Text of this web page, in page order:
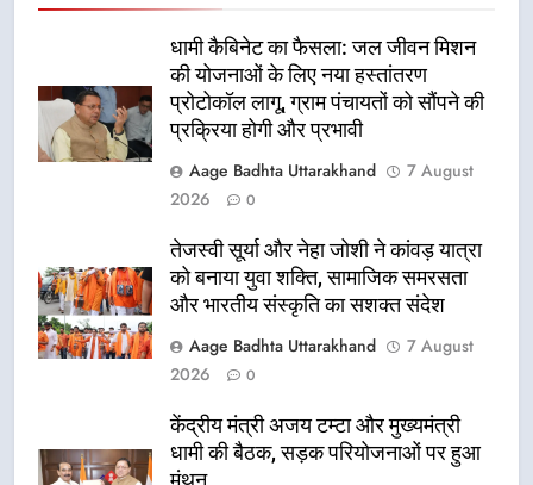
धामी कैबिनेट का फैसला: जल जीवन मिशन
की योजनाओं के लिए नया हस्तांतरण
प्रोटोकॉल लागू, ग्राम पंचायतों को सौंपने की
प्रक्रिया होगी और प्रभावी
Aage Badhta Uttarakhand
7 August
2026
0
तेजस्वी सूर्या और नेहा जोशी ने कांवड़ यात्रा
को बनाया युवा शक्ति, सामाजिक समरसता
और भारतीय संस्कृति का सशक्त संदेश
Aage Badhta Uttarakhand
7 August
2026
0
केंद्रीय मंत्री अजय टम्टा और मुख्यमंत्री
धामी की बैठक, सड़क परियोजनाओं पर हुआ
मंथन